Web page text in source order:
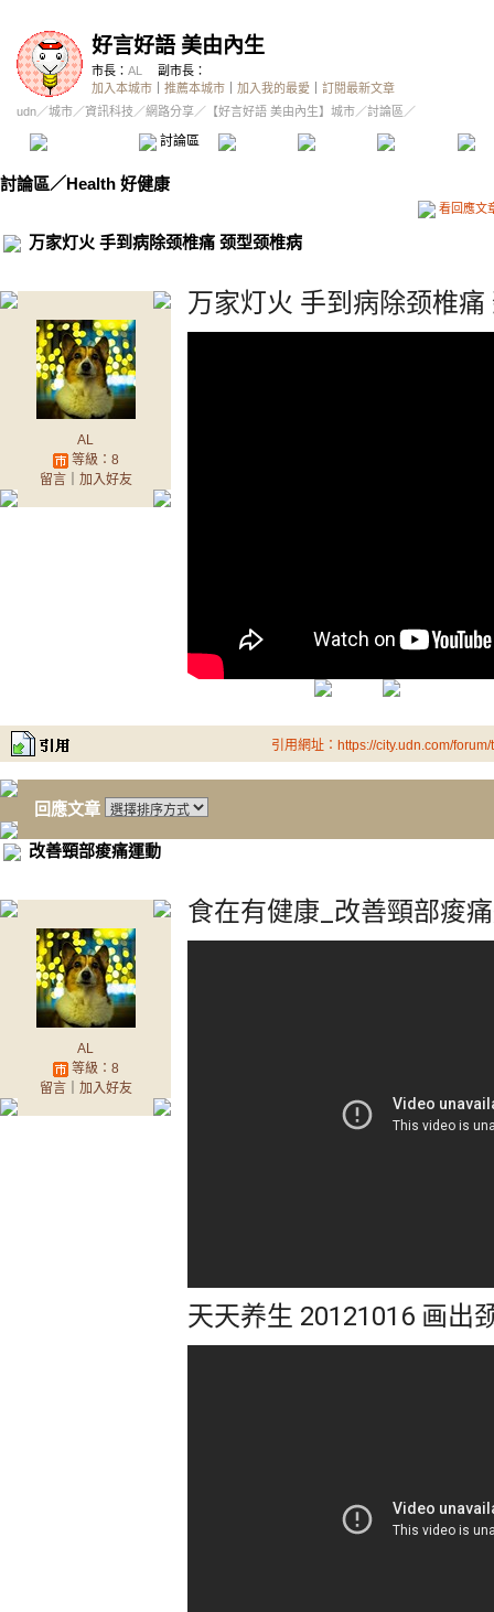
好言好語 美由內生
市長： AL
副市長：
加入本城市
推薦本城市 加入我的最愛
訂閱最新文章
udn／城市／資訊科技 ／網路分享／ 【好言好語 美由內生】城市／討論區／
討論區 精華區 投票區 影像館
討論區／Health 好健康
看回應文
万家灯火 手到病除颈椎痛 颈型颈椎病
AL
等級：8
留言｜ 加入好友
万家灯火 手到病除颈椎痛
引用網址：https://city.udn.com/
回應文章
改善頸部痠痛運動
AL
等級：8
留言｜ 加入好友
食在有健康_改善頸部痠
天天养生 20121016 画出